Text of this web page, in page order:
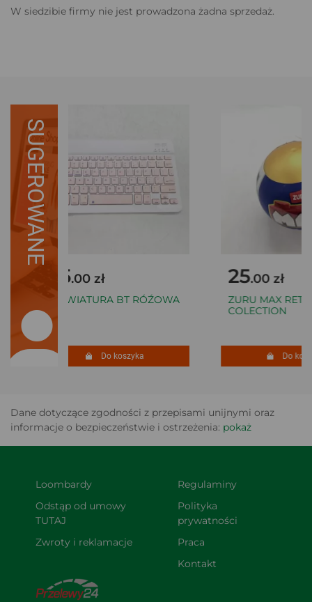
W siedzibie firmy nie jest prowadzona żadna sprzedaż.
SUGEROWANE
.00 zł
KLAWIATURA BT RÓŹOWA
Do koszyka
25.00 zł
ZURU MAX RETRO
COLECTION
Do
Dane dotyczące zgodności z przepisami unijnymi oraz
informacje o bezpieczeństwie i ostrzeżenia: pokaż
Loombardy
Odstąp od umowy
TUTAJ
Zwroty i reklamacje
Regulaminy
Polityka
prywatności
Praca
Kontakt